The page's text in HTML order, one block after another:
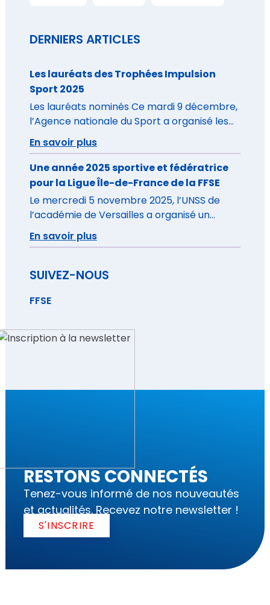
DERNIERS ARTICLES
Les lauréats des Trophées Impulsion
Sport 2025
Les lauréats nominés Ce mardi 9 décembre,
l’Agence nationale du Sport a organisé les
Trophées Impulsion Sport 2025 à la Maison
du Handball à Créteil. La cérémonie, ouverte
par Marina Ferrari, ministre des Sports, de la
Jeunesse et de la Vie Associative a
récompensé 7 lauréats dans les
thématiques suivantes : L’occasion de
présenter les différents dispositifs […]
En savoir plus
Une année 2025 sportive et fédératrice
pour la Ligue Île-de-France de la FFSE
Le mercredi 5 novembre 2025, l’UNSS de
l’académie de Versailles a organisé un
séminaire sur la thématique “Bien dans son
sport, bien dans sa tête”.
En savoir plus
SUIVEZ-NOUS
FFSE
RESTONS CONNECTÉS
Tenez-vous informé de nos nouveautés
et actualités. Recevez notre newsletter !
S'INSCRIRE